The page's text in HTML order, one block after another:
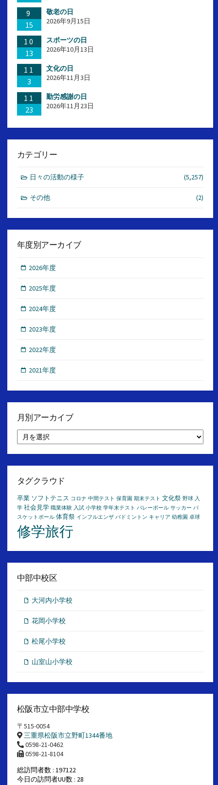
り
9
15
敬老の日
2026年9月15日
10
13
スポーツの日
2026年10月13日
11
3
文化の日
2026年11月3日
11
23
勤労感謝の日
2026年11月23日
カテゴリー
日々の活動の様子 (5,257)
その他 (2)
年度別アーカイブ
2026年度
2025年度
2024年度
2023年度
2022年度
2021年度
月別アーカイブ
別
ア
イ
タグクラウド
卒業 ソフトテニス コロナ 中間テスト 保育園 期末テスト 文化祭 野球 入
学 社会見学 職業体験 入試 小学校 学年末テスト バレーボール サッカー バ
スケットボール 体育祭 インフルエンザ バドミントン キャリア 幼稚園 卓球
修学旅行
中部中校区
大河内小学校
花岡小学校
松尾小学校
山室山小学校
松阪市立中部中学校
〒515-0054
三重県松阪市立野町1344番地
0598-21-0462
0598-21-8104
総訪問者数 : 197122
今日の訪問者UU数 : 28